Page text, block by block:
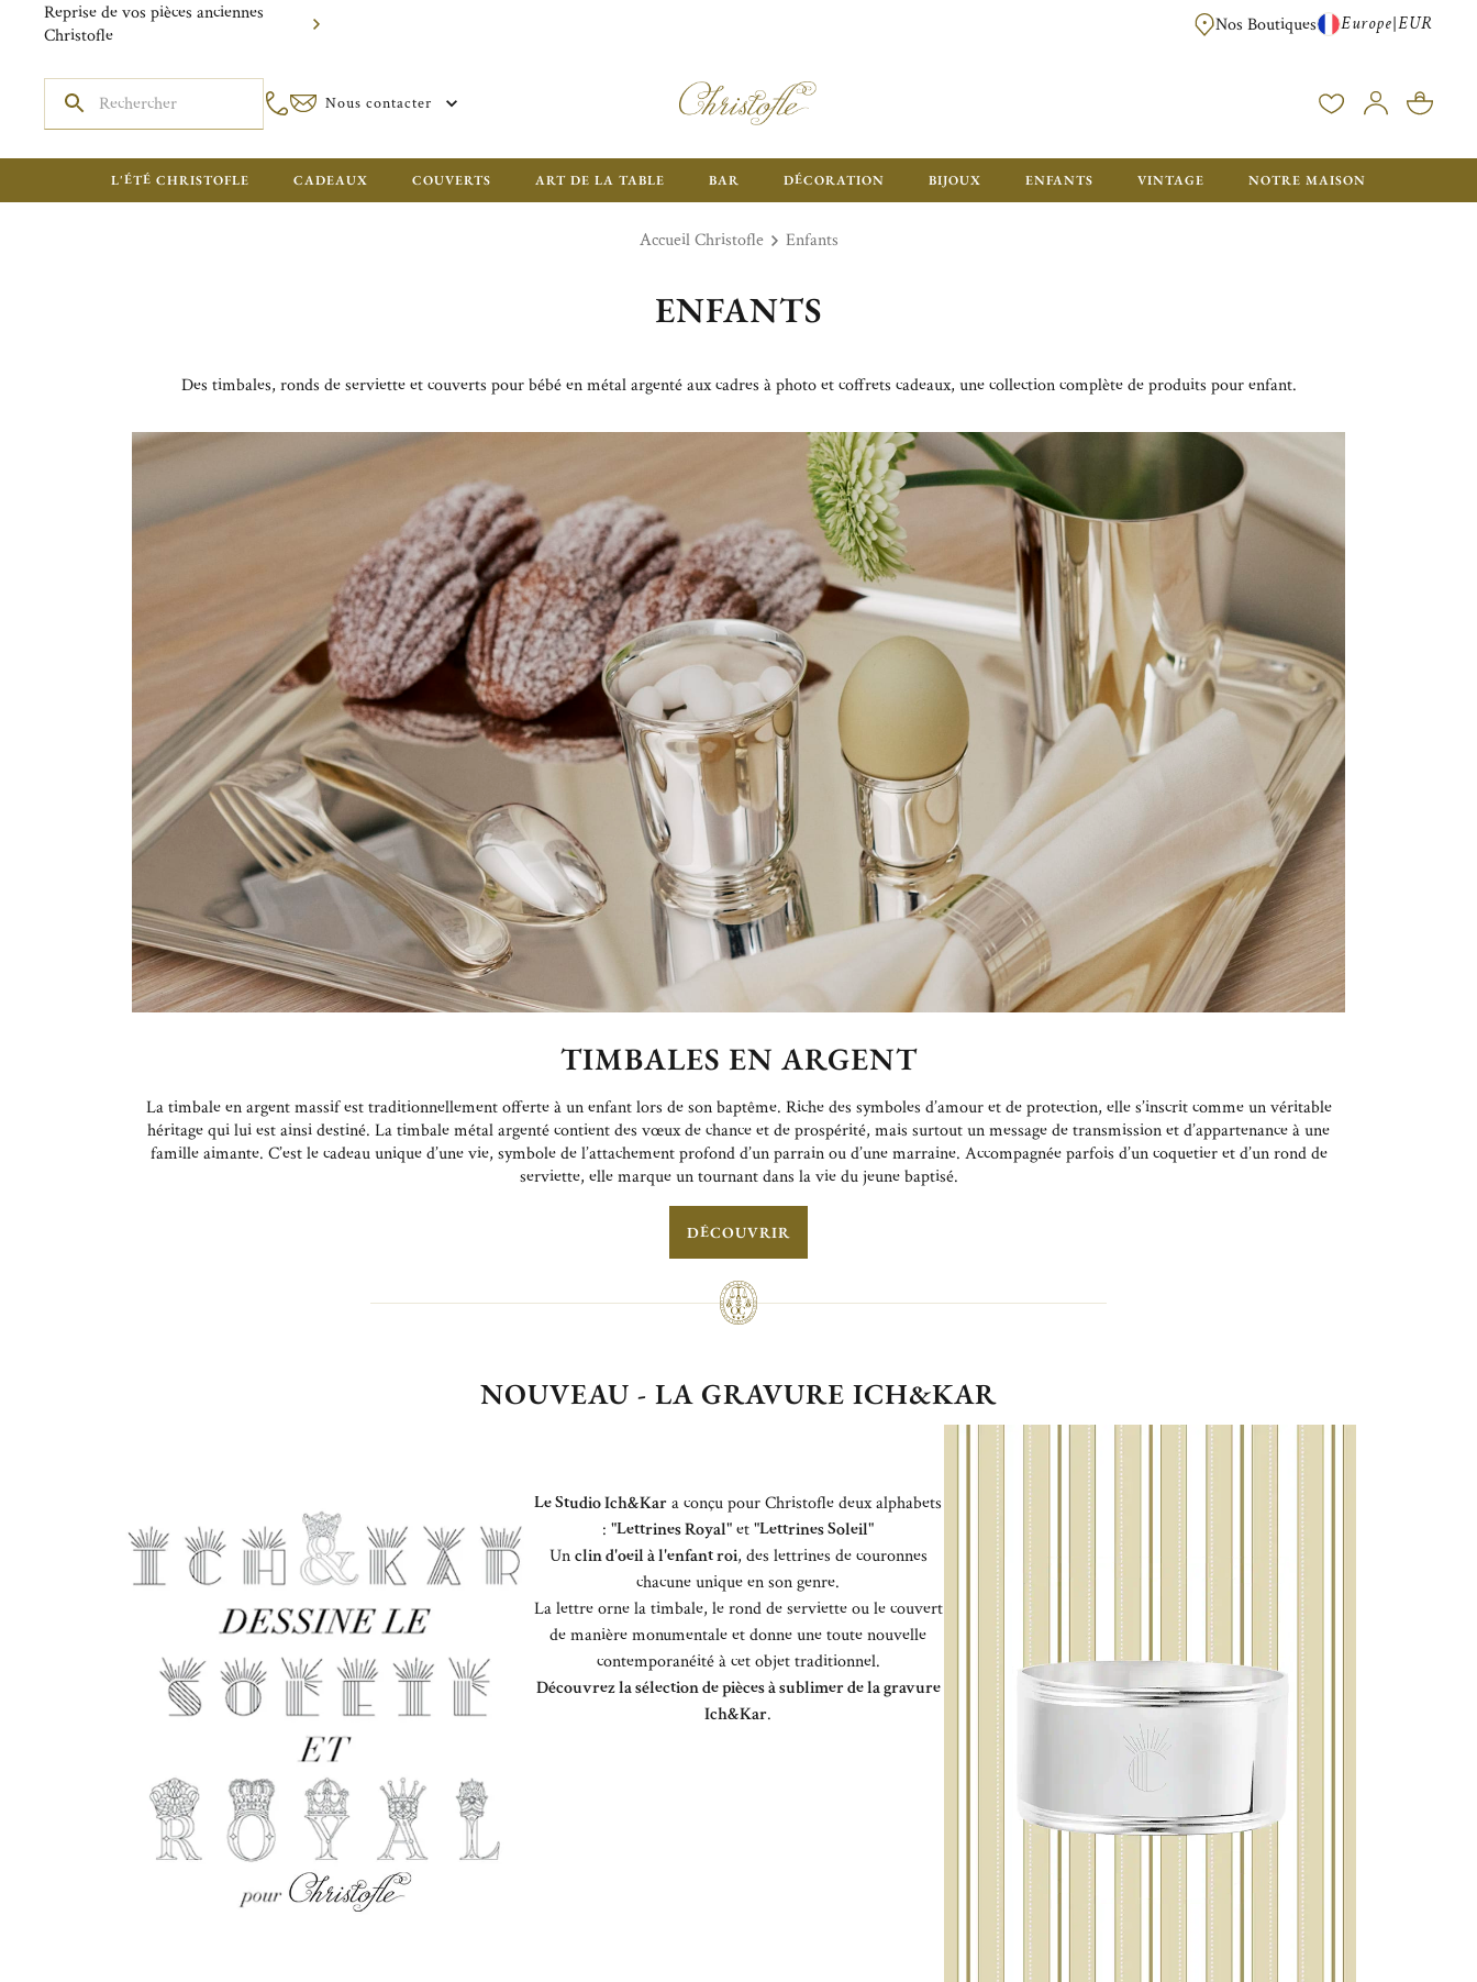
Reprise de vos pièces anciennes
Christofle
LIVRAISON OFFERTE DÈS 350€ D'ACHAT, AVEC
Nos Boutiques Europe|EUR
Nous contacter
L'ÉTÉ CHRISTOFLE CADEAUX COUVERTS ART DE LA TABLE BAR DÉCORATION BIJOUX ENFANTS VINTAGE NOTRE MAISON
Accueil Christofle Enfants
ENFANTS
Des timbales, ronds de serviette et couverts pour bébé en métal argenté aux cadres à photo et coffrets cadeaux, une collection complète de produits pour enfant.
TIMBALES EN ARGENT
La timbale en argent massif est traditionnellement offerte à un enfant lors de son baptême. Riche des symboles d’amour et de protection, elle s’inscrit comme un véritable
héritage qui lui est ainsi destiné. La timbale métal argenté contient des vœux de chance et de prospérité, mais surtout un message de transmission et d’appartenance à une
famille aimante. C’est le cadeau unique d’une vie, symbole de l’attachement profond d’un parrain ou d’une marraine. Accompagnée parfois d’un coquetier et d’un rond de
serviette, elle marque un tournant dans la vie du jeune baptisé.
DÉCOUVRIR
NOUVEAU - LA GRAVURE ICH&KAR
Le Studio Ich&Kara conçu pour Christofle deux alphabets
: "Lettrines Royal" et "Lettrines Soleil"
Unclin d'oeil à l'enfant roi, des lettrines de couronnes
chacune unique en son genre.
La lettre orne la timbale, le rond de serviette ou le couvert
de manière monumentale et donne une toute nouvelle
contemporanéité à cet objet traditionnel.
Découvrez la sélection de pièces à sublimer de la gravure
Ich&Kar.